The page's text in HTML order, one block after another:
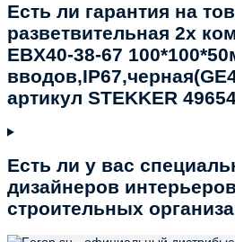
Есть ли гарантия на
разветвительная 2х
EBX40-38-67
артикул STEKKER
Есть ли у вас
дизайнеров
строительных